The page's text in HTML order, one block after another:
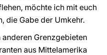
möchte ich mit euch
die Gabe der Umkehr.
Grenzgebieten
aus Mittelamerika